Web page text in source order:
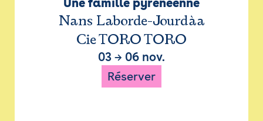
Une famille pyrénéenne
Nans Laborde-Jourdàa
Cie TORO TORO
03 → 06 nov.
Réserver